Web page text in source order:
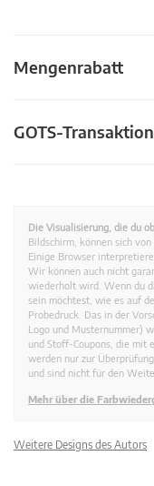
Mengenrabatt
GOTS-
Die Visualisierung, die du
Bildschirm, können sich
Einige Browser
Wir können auch nicht
wiederholt wird. Wenn du
sein möchtest, wie es auf
Probedruck. Das in der
Logo und Musternummer)
und Stoff-Coupons, die mit
werden nur zur
und sind nicht für den
Mehr über die
Weitere Designs des Autors